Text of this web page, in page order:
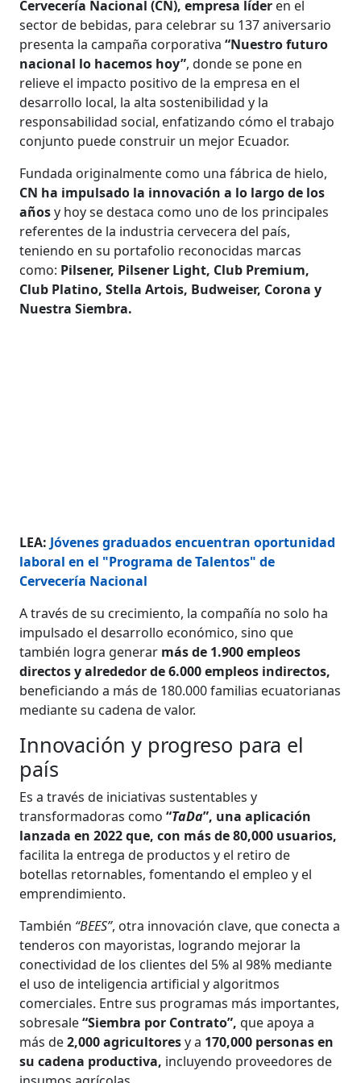
Cervecería Nacional (CN), empresa líder en el
sector de bebidas, para celebrar su 137 aniversario
presenta la campaña corporativa “Nuestro futuro
nacional lo hacemos hoy”, donde se pone en
relieve el impacto positivo de la empresa en el
desarrollo local, la alta sostenibilidad y la
responsabilidad social, enfatizando cómo el trabajo
conjunto puede construir un mejor Ecuador.
Fundada originalmente como una fábrica de hielo,
CN ha impulsado la innovación a lo largo de los
añosy hoy se destaca como uno de los principales
referentes de la industria cervecera del país,
teniendo en su portafolio reconocidas marcas
como: Pilsener, Pilsener Light, Club Premium,
Club Platino, Stella Artois, Budweiser, Corona y
Nuestra Siembra.
LEA: Jóvenes graduados encuentran oportunidad
laboral en el "Programa de Talentos" de
Cervecería Nacional
A través de su crecimiento, la compañía no solo ha
impulsado el desarrollo económico, sino que
también logra generar más de 1.900 empleos
directos y alrededor de 6.000 empleos indirectos,
beneficiando a más de 180.000 familias ecuatorianas
mediante su cadena de valor.
Innovación y progreso para el
país
Es a través de iniciativas sustentables y
transformadoras como“TaDa”, una aplicación
lanzada en 2022 que, con más de 80,000 usuarios,
facilita la entrega de productos y el retiro de
botellas retornables, fomentando el empleo y el
emprendimiento.
También “BEES”, otra innovación clave, que conecta a
tenderos con mayoristas, logrando mejorar la
conectividad de los clientes del 5% al 98% mediante
el uso de inteligencia artificial y algoritmos
comerciales. Entre sus programas más importantes,
sobresale“Siembra por Contrato”, que apoya a
más de2,000 agricultoresy a 170,000 personas en
su cadena productiva, incluyendo proveedores de